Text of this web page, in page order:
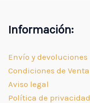
Información:
Envío y devoluciones
Condiciones de Venta
Aviso legal
Política de privacidad